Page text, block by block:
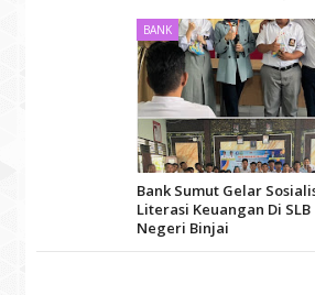
BANK
Bank Sumut Gelar
Literasi Keuangan Di SLB
Negeri Binjai